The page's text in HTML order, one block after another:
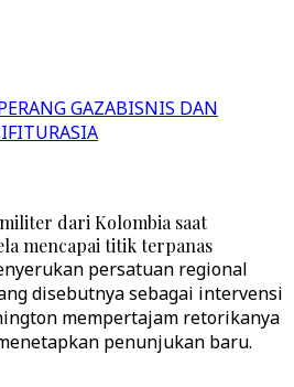
GAZABISNIS DAN
FITURASIA
dari Kolombia saat
mencapai titik terpanas
persatuan regional
disebutnya sebagai intervensi
mempertajam retorikanya
penunjukan baru.